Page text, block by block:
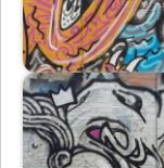
Immagine